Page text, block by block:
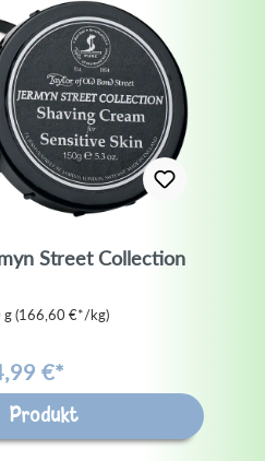
Street Collection
g(166,60 €*/kg)
€*
Produkt